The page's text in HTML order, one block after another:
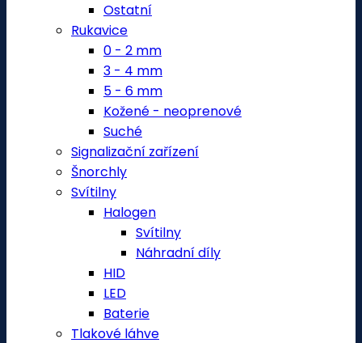
Ostatní
Rukavice
0 - 2 mm
3 - 4 mm
5 - 6 mm
Kožené - neoprenové
Suché
Signalizační zařízení
Šnorchly
Svítilny
Halogen
Svítilny
Náhradní díly
HID
LED
Baterie
Tlakové láhve